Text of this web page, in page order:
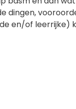
dingen,
en/of leerrijke)